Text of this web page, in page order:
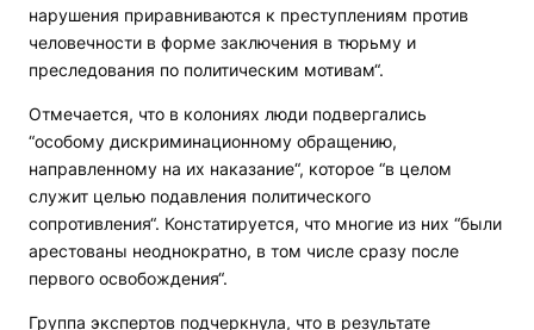
нарушения приравниваются к преступлениям против
человечности в форме заключения в тюрьму и
преследования по политическим мотивам“.
Отмечается, что в колониях люди подвергались
“особому дискриминационному обращению,
направленному на их наказание“, которое “в целом
служит целью подавления политического
сопротивления“. Констатируется, что многие из них “были
арестованы неоднократно, в том числе сразу после
первого освобождения“.
Группа экспертов подчеркнула, что в результате